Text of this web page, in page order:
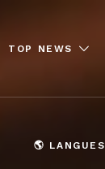
TOP NEWS
🌎 LANGUES